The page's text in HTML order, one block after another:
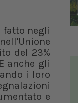
fatto negli
del 23%
anche gli
i loro
e